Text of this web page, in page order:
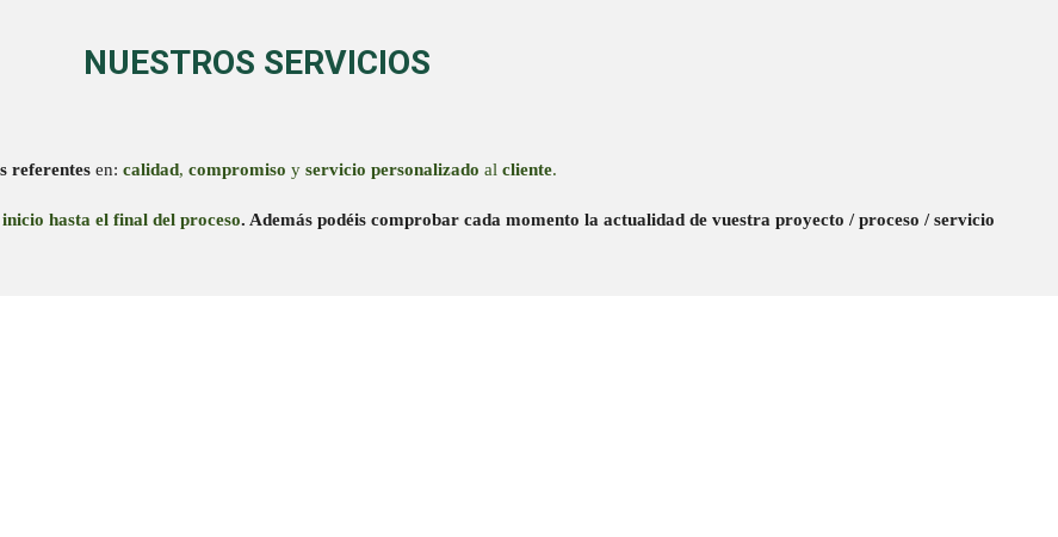
NUESTROS SERVICIOS
referentes en: calidad, compromiso y servicio personalizado al cliente.
hasta el final del proceso. Además podéis comprobar cada momento la actualidad de vuestra proyecto / proceso / servicio